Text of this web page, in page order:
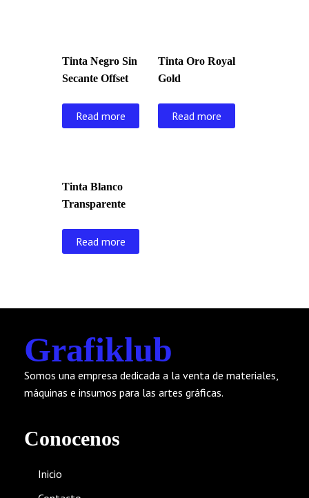
Tinta Negro Sin
Secante Offset
Read more
Tinta Oro Royal
Gold
Read more
Tinta Blanco
Transparente
Read more
Grafiklub
Somos una empresa dedicada a la venta de materiales,
máquinas e insumos para las artes gráficas.
Conocenos
Inicio